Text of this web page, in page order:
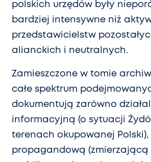
polskich urzędów były
bardziej intensywne niż
przedstawicielstw
alianckich i neutralnych.
Zamieszczone w tomie
całe spektrum
dokumentują zarówno
informacyjną (o sytuacji
terenach okupowanej Polski),
propagandową (zmierzającą